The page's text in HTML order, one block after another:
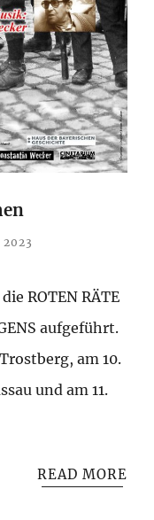
2023
ROTEN RÄTE
aufgeführt.
am 10.
und am 11.
READ MORE